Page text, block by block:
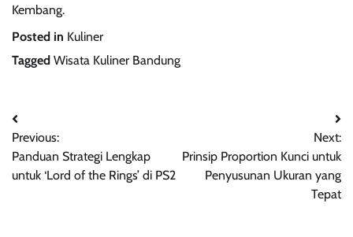
Kembang.
Posted in Kuliner
Tagged Wisata Kuliner Bandung
Navigasi
pos
Previous:
Panduan Strategi Lengkap
untuk ‘Lord of the Rings’ di PS2
Next:
Prinsip Proportion Kunci untuk
Penyusunan Ukuran yang
Tepat